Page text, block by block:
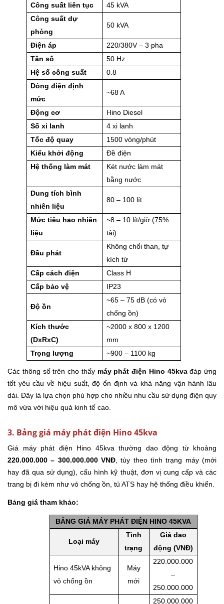
Công suất liên tục
45 kVA
Công suất dự
phòng
50 kVA
Điện áp
220/380V – 3 pha
Tần số
50 Hz
Hệ số công suất
0.8
Dòng điện định
mức
~68 A
Động cơ
Hino Diesel
Số xi lanh
4 xi lanh
Tốc độ quay
1500 vòng/phút
Kiểu khởi động
Đề điện
Hệ thống làm mát
Két nước làm mát
bằng nước
Dung tích bình
nhiên liệu
80 – 100 lít
Mức tiêu hao nhiên
liệu
~8 – 10 lít/giờ (75%
tải)
Đầu phát
Không chổi than, tự
kích từ
Cấp cách điện
Class H
Cấp bảo vệ
IP23
Độ ồn
~65 – 75 dB (có vỏ
chống ồn)
Kích thước
(DxRxC)
~2000 x 800 x 1200
mm
Trọng lượng
~900 – 1100 kg
Các thông số trên cho thấy máy phát điện Hino 45kvađáp ứng
tốt yêu cầu về hiệu suất, độ ổn định và khả năng vận hành lâu
dài. Đây là lựa chọn phù hợp cho nhiều nhu cầu sử dụng điện quy
mô vừa với hiệu quả kinh tế cao.
3. Bảng giá máy phát điện Hino 45kva
Giá máy phát điện Hino 45kva thường dao động từ khoảng
220.000.000 – 300.000.000 VNĐ, tùy theo tình trạng máy (mới
hay đã qua sử dụng), cấu hình kỹ thuật, đơn vị cung cấp và các
trang bị đi kèm như vỏ chống ồn, tủ ATS hay hệ thống điều khiển.
Bảng giá tham khảo:
BẢNG GIÁ MÁY PHÁT ĐIỆN HINO 45KVA
Loại máy
Tình
trạng
Giá dao
động (VNĐ)
Hino 45kVA không
vỏ chống ồn
Máy
mới
220.000.000
–
250.000.000
250.000.000